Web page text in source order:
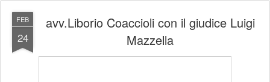
FEB
24
avv.Liborio Coaccioli con il giudice Luigi
Mazzella